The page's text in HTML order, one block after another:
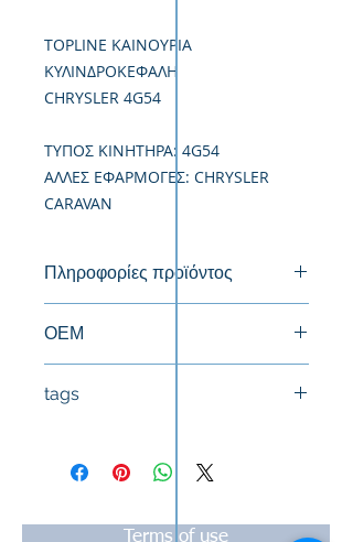
TOPLINE ΚΑΙΝΟΥΡΙΑ
ΚΥΛΙΝΔΡΟΚΕΦΑΛΗ
CHRYSLER 4G54
TΥΠΟΣ ΚΙΝΗΤΗΡΑ: 4G54
ΑΛΛΕΣ ΕΦΑΡΜΟΓΕΣ: CHRYSLER
CARAVAN
Πληροφορίες προϊόντος
ΟΕΜ
tags
#Κυλινδροκεφαλή #Κεφαλάρι
#TPTOPLINE
Terms of use